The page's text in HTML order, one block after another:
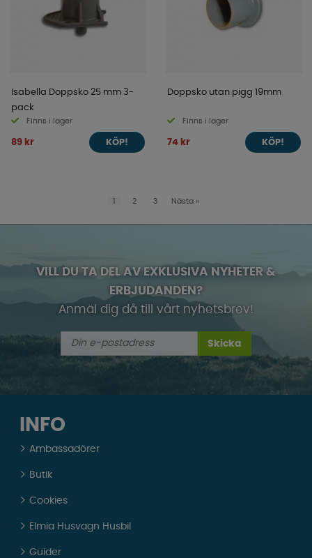
Isabella Doppsko 25 mm 3-
pack
Finns i lager
89 kr KÖP!
Doppsko utan pigg 19mm
Finns i lager
74 kr KÖP!
1 2 3 Nästa »
VILL DU TA DEL AV EXKLUSIVA NYHETER &
ERBJUDANDEN?
Anmäl dig då till vårt nyhetsbrev!
Skicka
INFO
Ambassadörer
Butik
Cookies
Elmia Husvagn Husbil
Guider